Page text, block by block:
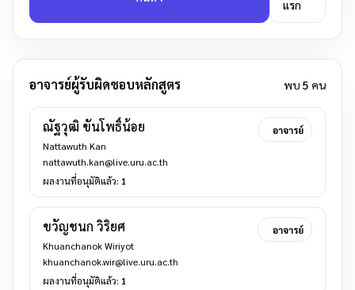
แรก
อาจารย์ผู้รับผิดชอบหลักสูตร พบ 5 คน
ณัฐวุฒิ ขันโพธิ์น้อย
Nattawuth Kan
nattawuth.kan@live.uru.ac.th
ผลงานที่อนุมัติแล้ว: 1
อาจารย์
ขวัญชนก วิริยศ
Khuanchanok Wiriyot
khuanchanok.wir@live.uru.ac.th
ผลงานที่อนุมัติแล้ว: 1
อาจารย์